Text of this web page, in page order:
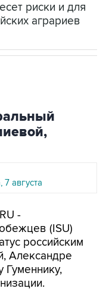
риски и для
аграриев
августа
-
(ISU)
российским
Александре
Гуменнику,